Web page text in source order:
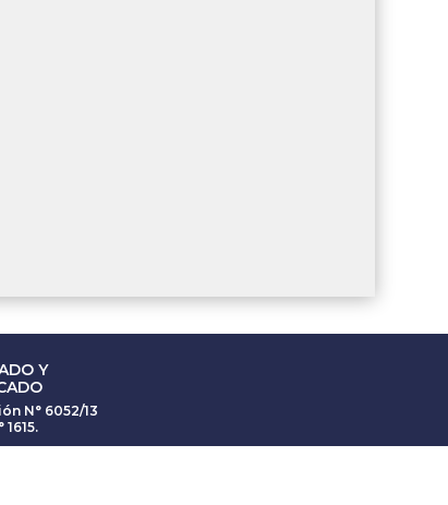
Y
N° 6052/13